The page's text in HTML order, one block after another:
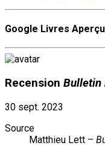
Google Livres Aperçu
Recension Bulletin
30 sept. 2023
Source
Matthieu Lett –